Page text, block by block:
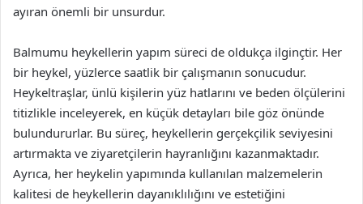
ayıran önemli bir unsurdur.
Balmumu heykellerin yapım süreci de oldukça ilginçtir. Her
bir heykel, yüzlerce saatlik bir çalışmanın sonucudur.
Heykeltraşlar, ünlü kişilerin yüz hatlarını ve beden ölçülerini
titizlikle inceleyerek, en küçük detayları bile göz önünde
bulundururlar. Bu süreç, heykellerin gerçekçilik seviyesini
artırmakta ve ziyaretçilerin hayranlığını kazanmaktadır.
Ayrıca, her heykelin yapımında kullanılan malzemelerin
kalitesi de heykellerin dayanıklılığını ve estetiğini